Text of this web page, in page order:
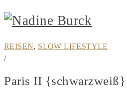
REISEN, SLOW LIFESTYLE
/
Paris II {schwarzweiß}